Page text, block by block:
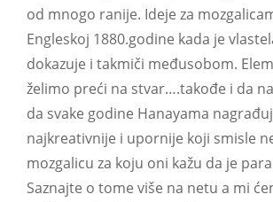
od mnogo ranije. Ideje za
Engleskoj 1880.godine kada je
dokazuje i takmiči međusobom.
želimo preći na stvar….takođe i da
da svake godine Hanayama
najkreativnije i upornije koji smisle
mozgalicu za koju oni kažu da je
Saznajte o tome više na netu a mi